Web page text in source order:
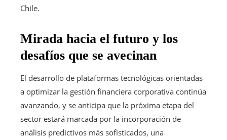
Chile.
Mirada hacia el futuro y los
desafíos que se avecinan
El desarrollo de plataformas tecnológicas orientadas
a optimizar la gestión financiera corporativa continúa
avanzando, y se anticipa que la próxima etapa del
sector estará marcada por la incorporación de
análisis predictivos más sofisticados, una